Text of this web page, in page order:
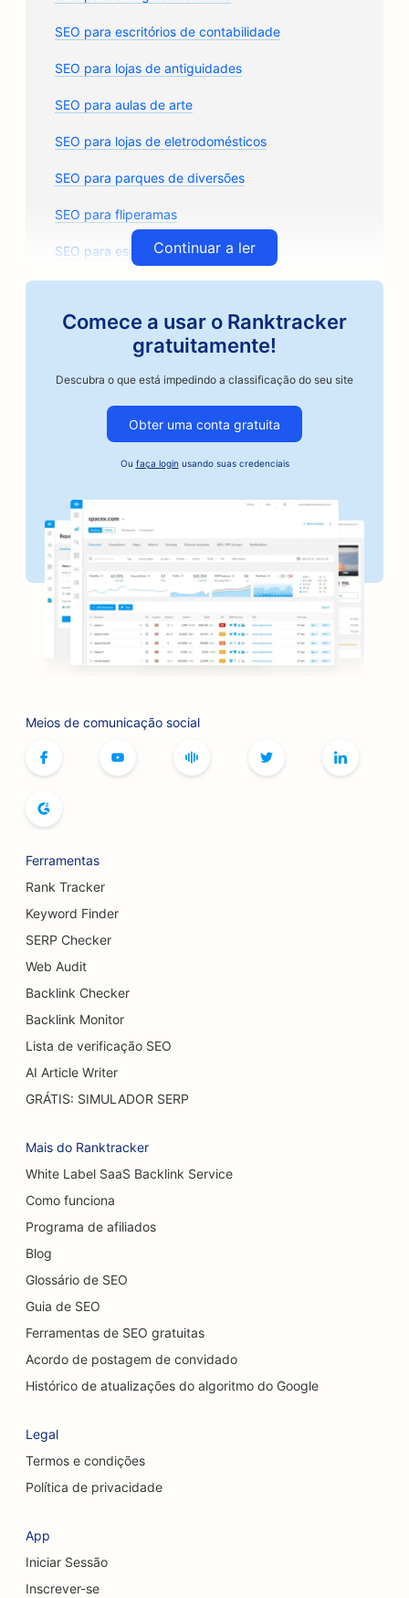
SEO para escritórios de contabilidade
SEO para lojas de antiguidades
SEO para aulas de arte
SEO para lojas de eletrodomésticos
SEO para parques de diversões
SEO para fliperamas
SEO para escritórios de arquitetura
SEO para lojas de autopeças
SEO para oficinas de reparo de automóveis
SEO para empresas do setor automotivo
SEO para serviços de fiança
SEO para bancos
SEO para padarias
SEO para barbearias
SEO para butiques
SEO para serviços de botox e preenchimento
SEO para cafés de jogos de tabuleiro
SEO para livrarias
SEO para restaurantes de buffet
SEO para Burger Trucks
SEO para cafeterias
SEO para churrasqueiras
SEO para restaurantes casuais
SEO para concessionárias de veículos
SEO para serviços de limpeza
SEO para quiropráticos
SEO para Cat Cafés
SEO para serviços de peeling químico
SEO para cirurgiões craniofaciais
SEO para cafeterias
SEO para cooperativas de crédito
Continuar a ler
Comece a usar o Ranktracker
gratuitamente!
Descubra o que está impedindo a classificação do seu site
Obter uma conta gratuita
Ou faça login usando suas credenciais
Meios de comunicação social
Ferramentas
Rank Tracker
Keyword Finder
SERP Checker
Web Audit
Backlink Checker
Backlink Monitor
Lista de verificação SEO
AI Article Writer
GRÁTIS: SIMULADOR SERP
Mais do Ranktracker
White Label SaaS Backlink Service
Como funciona
Programa de afiliados
Blog
Glossário de SEO
Guia de SEO
Ferramentas de SEO gratuitas
Acordo de postagem de convidado
Histórico de atualizações do algoritmo do Google
Legal
Termos e condições
Política de privacidade
App
Iniciar Sessão
Inscrever-se